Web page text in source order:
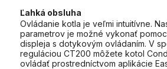
Ľahká obsluha
Ovládanie kotla je veľmi intuitívne.
parametrov je možné vykonať
displeja s dotykovým ovládaním. V
reguláciou CT200 môžete kotol
ovládať prostredníctvom aplikácie